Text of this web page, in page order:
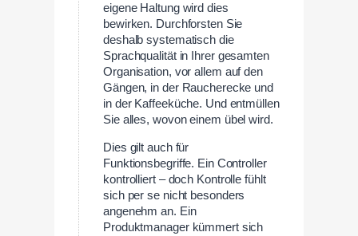
eigene Haltung wird dies
bewirken. Durchforsten Sie
deshalb systematisch die
Sprachqualität in Ihrer gesamten
Organisation, vor allem auf den
Gängen, in der Raucherecke und
in der Kaffeeküche. Und entmüllen
Sie alles, wovon einem übel wird.
Dies gilt auch für
Funktionsbegriffe. Ein Controller
kontrolliert – doch Kontrolle fühlt
sich per se nicht besonders
angenehm an. Ein
Produktmanager kümmert sich